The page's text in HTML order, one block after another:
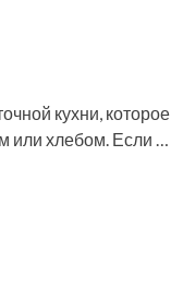
кухни, которое
или хлебом. Если …